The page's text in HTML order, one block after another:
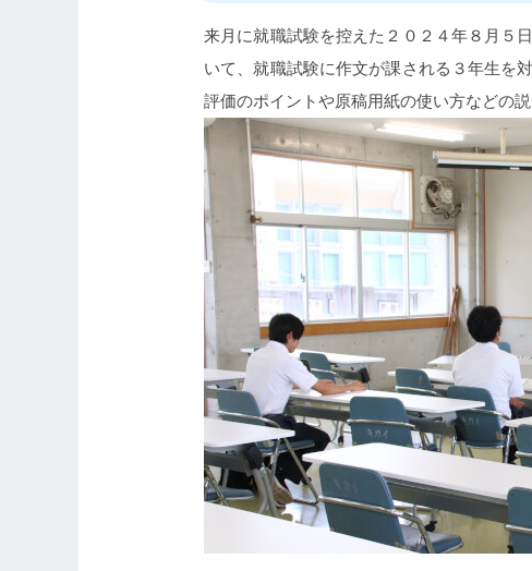
来月に就職試験を控えた２０２４年８月５
いて、就職試験に作文が課される３年生を
評価のポイントや原稿用紙の使い方などの